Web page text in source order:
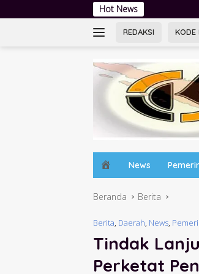
ke
Hot News
REDAKSI KODE
o
e
News
Beranda Berita
Berita, Daerah, News,
Tindak
Perketat